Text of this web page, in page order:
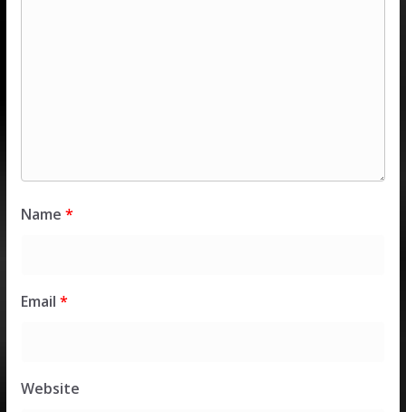
Name *
Email *
Website